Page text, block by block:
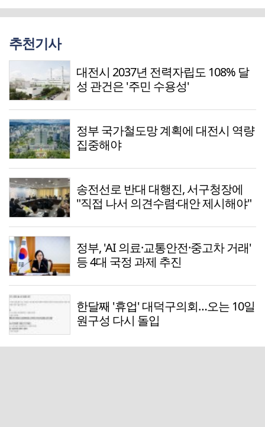
추천기사
대전시 2037년 전력자립도 108% 달
성 관건은 '주민 수용성'
정부 국가철도망 계획에 대전시 역량
집중해야
송전선로 반대 대행진, 서구청장에
"직접 나서 의견수렴·대안 제시해야"
정부, 'AI 의료·교통안전·중고차 거래'
등 4대 국정 과제 추진
한달째 '휴업' 대덕구의회…오는 10일
원구성 다시 돌입